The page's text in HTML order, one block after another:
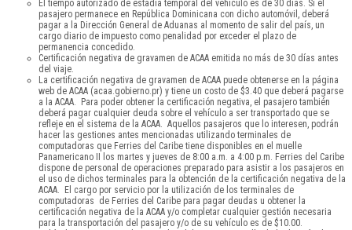
El tiempo autorizado de estadía temporal del vehículo es de 30 días. Si el
pasajero permanece en República Dominicana con dicho automóvil, deberá
pagar a la Dirección General de Aduanas al momento de salir del país, un
cargo diario de impuesto como penalidad por exceder el plazo de
permanencia concedido.
Certificación negativa de gravamen de ACAA emitida no más de 30 días antes
del viaje.
La certificación negativa de gravamen de ACAA puede obtenerse en la página
web de ACAA (acaa.gobierno.pr) y tiene un costo de $3.40 que deberá pagarse
a la ACAA. Para poder obtener la certificación negativa, el pasajero también
deberá pagar cualquier deuda sobre el vehículo a ser transportado que se
refleje en el sistema de la ACAA. Aquellos pasajeros que lo interesen, podrán
hacer las gestiones antes mencionadas utilizando terminales de
computadoras que Ferries del Caribe tiene disponibles en el muelle
Panamericano II los martes y jueves de 8:00 a.m. a 4:00 p.m. Ferries del Caribe
dispone de personal de operaciones preparado para asistir a los pasajeros en
el uso de dichos terminales para la obtención de la certificación negativa de la
ACAA. El cargo por servicio por la utilización de los terminales de
computadoras de Ferries del Caribe para pagar deudas u obtener la
certificación negativa de la ACAA y/o completar cualquier gestión necesaria
para la transportación del pasajero y/o de su vehículo es de $10.00.